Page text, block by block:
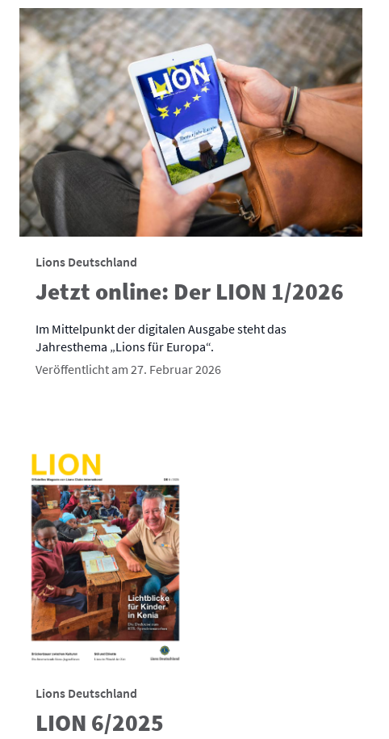
Lions Deutschland
Jetzt online: Der LION 1/2026
Im Mittelpunkt der digitalen Ausgabe steht das
Jahresthema „Lions für Europa“.
Veröffentlicht am 27. Februar 2026
Lions Deutschland
LION 6/2025